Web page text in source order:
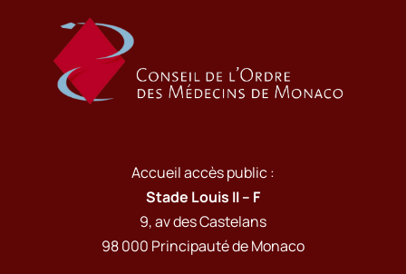
Accueil accès public :
Stade Louis II – F
9, av des Castelans
98 000 Principauté de Monaco